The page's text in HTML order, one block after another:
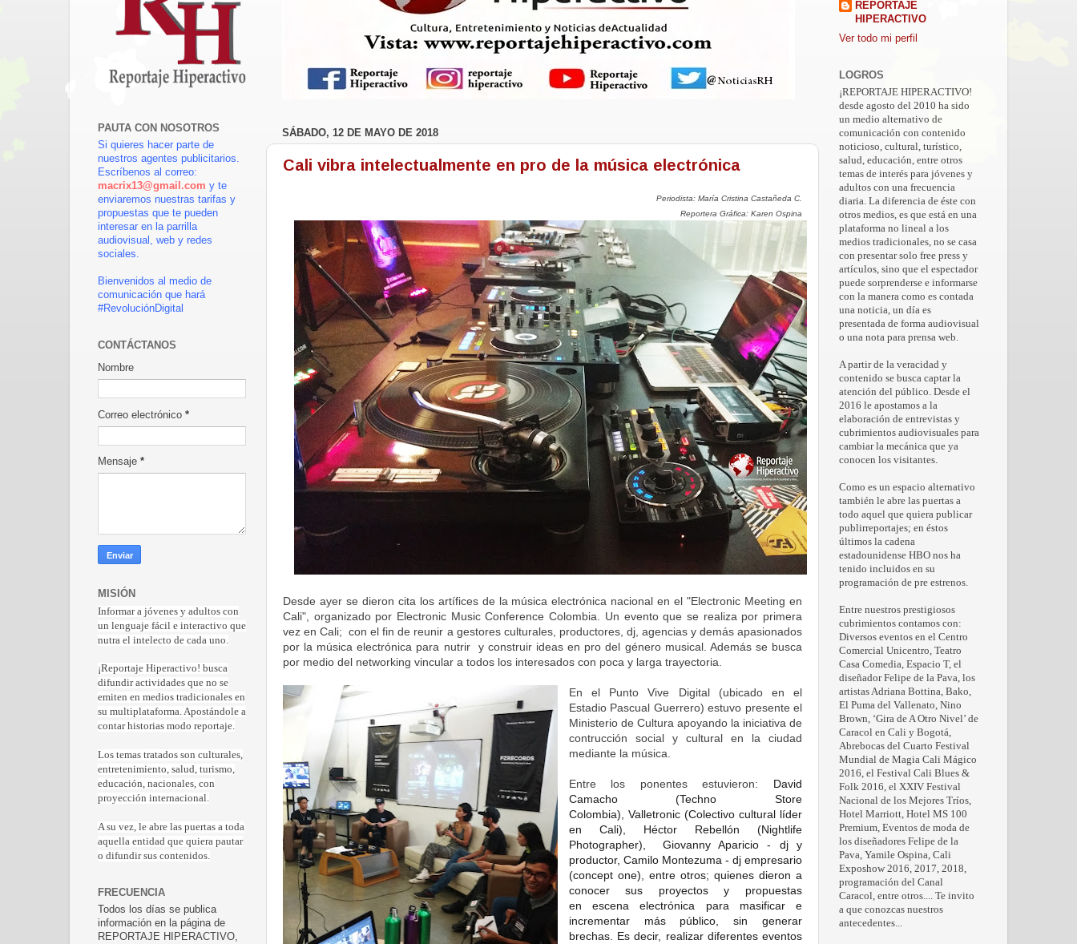
SÁBADO, 12 DE MAYO DE 2018
Cali vibra intelectualmente en pro de la música electrónica
Periodista: María Cristina Castañeda C.
Reportera Gráfica: Karen Ospina
Desde ayer se dieron cita los artífices de la música electrónica nacional en el "Electronic Meeting en
Cali", organizado por Electronic Music Conference Colombia. Un evento que se realiza por primera
vez en Cali; con el fin de reunir a gestores culturales, productores, dj, agencias y demás apasionados
por la música electrónica para nutrir y construir ideas en pro del género musical. Además se busca
por medio del networking vincular a todos los interesados con poca y larga trayectoria.
En el Punto Vive Digital (ubicado en el
Estadio Pascual Guerrero) estuvo presente el
Ministerio de Cultura apoyando la iniciativa de
contrucción social y cultural en la ciudad
mediante la música.
Entre los ponentes estuvieron: David
Camacho (Techno Store
Colombia), Valletronic (Colectivo cultural líder
en Cali), Héctor Rebellón (Nightlife
Photographer), Giovanny Aparicio - dj y
productor, Camilo Montezuma - dj empresario
(concept one), entre otros; quienes dieron a
conocer sus proyectos y propuestas
enescena electrónica para masificar e
incrementar más público, sin generar
brechas. Es decir, realizar diferentes eventos
PAUTA CON NOSOTROS
Si quieres hacer parte de
nuestros agentes publicitarios.
Escríbenos al correo:
macrix13@gmail.com y te
enviaremos nuestras tarifas y
propuestas que te pueden
interesar en la parrilla
audiovisual, web y redes
sociales.
Bienvenidos al medio de
comunicación que hará
#RevoluciónDigital
CONTÁCTANOS
Nombre
Correo electrónico *
Mensaje *
MISIÓN
Informar a jóvenes y adultos con
un lenguaje fácil e interactivo que
nutra el intelecto de cada uno.
¡Reportaje Hiperactivo! busca
difundir actividades que no se
emiten en medios tradicionales en
su multiplataforma. Apostándole a
contar historias modo reportaje.
Los temas tratados son culturales,
entretenimiento, salud, turismo,
educación, nacionales, con
proyección internacional.
A su vez, le abre las puertas a toda
aquella entidad que quiera pautar
o difundir sus contenidos.
FRECUENCIA
Todos los días se publica
información en la página de
REPORTAJE HIPERACTIVO,
REPORTAJE
HIPERACTIVO
Ver todo mi perfil
LOGROS
¡REPORTAJE HIPERACTIVO!
desde agosto del 2010 ha sido
un medio alternativo de
comunicación con contenido
noticioso, cultural, turístico,
salud, educación, entre otros
temas de interés para jóvenes y
adultos con una frecuencia
diaria. La diferencia de éste con
otros medios, es que está en una
plataforma no lineal a los
medios tradicionales, no se casa
con presentar solo free press y
artículos, sino que el espectador
puede sorprenderse e informarse
con la manera como es contada
una noticia, un día es
presentada de forma audiovisual
o una nota para prensa web.
A partir de la veracidad y
contenido se busca captar la
atención del público. Desde el
2016 le apostamos a la
elaboración de entrevistas y
cubrimientos audiovisuales para
cambiar la mecánica que ya
conocen los visitantes.
Como es un espacio alternativo
también le abre las puertas a
todo aquel que quiera publicar
publirreportajes; en éstos
últimos la cadena
estadounidense HBO nos ha
tenido incluidos en su
programación de pre estrenos.
Entre nuestros prestigiosos
cubrimientos contamos con:
Diversos eventos en el Centro
Comercial Unicentro, Teatro
Casa Comedia, Espacio T, el
diseñador Felipe de la Pava, los
artistas Adriana Bottina, Bako,
El Puma del Vallenato, Nino
Brown, ‘Gira de A Otro Nivel’ de
Caracol en Cali y Bogotá,
Abrebocas del Cuarto Festival
Mundial de Magia Cali Mágico
2016, el Festival Cali Blues &
Folk 2016, el XXIV Festival
Nacional de los Mejores Tríos,
Hotel Marriott, Hotel MS 100
Premium, Eventos de moda de
los diseñadores Felipe de la
Pava, Yamile Ospina, Cali
Exposhow 2016, 2017, 2018,
programación del Canal
Caracol, entre otros.... Te invito
a que conozcas nuestros
antecedentes...